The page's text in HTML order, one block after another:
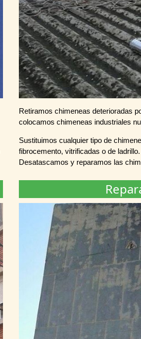
Retiramos chimeneas deterioradas
colocamos chimeneas industriales
Sustituimos cualquier tipo de
fibrocemento, vitrificadas o de ladrillo.
Desatascamos y reparamos las